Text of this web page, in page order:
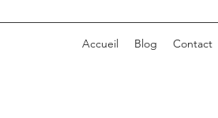
Accueil Blog Contact